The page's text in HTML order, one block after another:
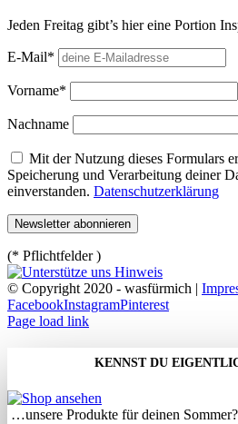
Jeden Freitag gibt’s hier eine Portion
E-Mail*
Vorname*
Nachname
Mit der Nutzung dieses Formulars
Speicherung und Verarbeitung deiner
einverstanden. Datenschutzerklärung
(* Pflichtfelder )
© Copyright 2020 - wasfürmich |
FacebookInstagramPinterest
Page load link
KENNST DU
…unsere Produkte für deinen